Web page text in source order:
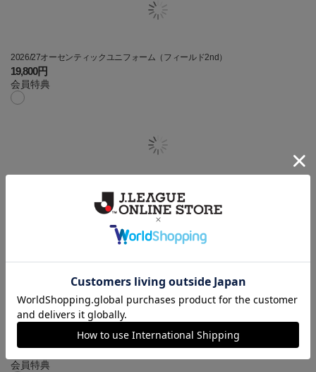
2026/27オーセンティックユニフォーム（フィールド2nd）
19,800円
会員特典
【選手名・背番号入り】2026/27オーセンティックユニフォーム（フィールド
【選手名・背番号入り】2026/27キッズユニフォーム（フィールド1st）
18,700円
会員特典